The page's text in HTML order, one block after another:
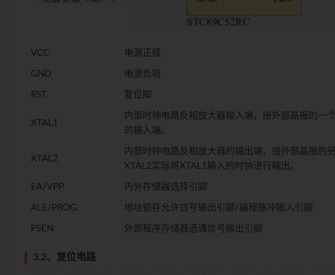
VCC 电源正极
GND 电源负极
RST 复位脚
XTAL1
内部时钟电路反相放大器输入端，接外部晶振的一
的输入端。
XTAL2
内部时钟电路反相放大器的输出端，接外部晶振的
XTAL2实际将XTAL1输入的时钟进行输出。
EA/VPP 内外存储器选择引脚
ALE/PROG 地址锁存允许信号输出引脚/编程脉冲输入引脚
PSEN 外部程序存储器选通信号输出引脚
3.2、复位电路